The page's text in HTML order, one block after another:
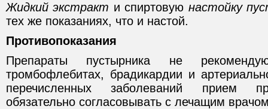
Жидкий экстракт и спиртовую настойку
тех же показаниях, что и настой.
Противопоказания
Препараты пустырника не
тромбофлебитах, брадикардии и
перечисленных заболеваний прием
обязательно согласовывать с лечащим